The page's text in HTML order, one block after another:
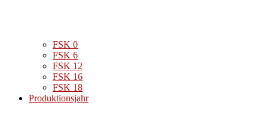
FSK 0
FSK 6
FSK 12
FSK 16
FSK 18
Produktionsjahr